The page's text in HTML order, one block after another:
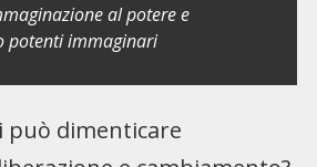
al potere e
potenti immaginari
può dimenticare